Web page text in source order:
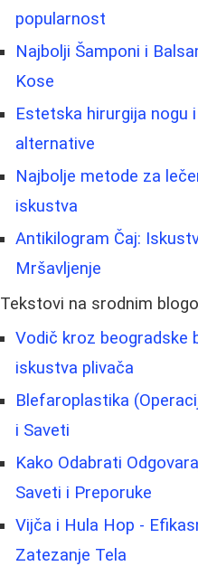
popularnost
Najbolji Šamponi i
Kose
Estetska hirurgija nogu
alternative
Najbolje metode za
iskustva
Antikilogram Čaj:
Mršavljenje
Tekstovi na srodnim
Vodič kroz beogradske
iskustva plivača
Blefaroplastika
i Saveti
Kako Odabrati
Saveti i Preporuke
Vijča i Hula Hop -
Zatezanje Tela